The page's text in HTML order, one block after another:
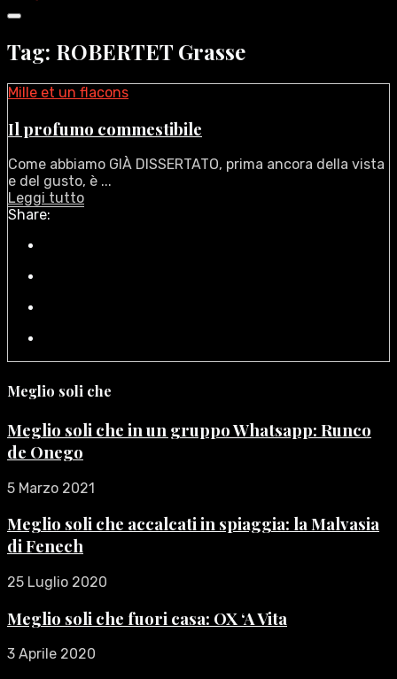
Tag: ROBERTET Grasse
Mille et un flacons
Il profumo commestibile
Come abbiamo GIÀ DISSERTATO, prima ancora della vista
e del gusto, è ...
Leggi tutto
Share:
Meglio soli che
Meglio soli che in un gruppo Whatsapp: Runco
de Onego
5 Marzo 2021
Meglio soli che accalcati in spiaggia: la Malvasia
di Fenech
25 Luglio 2020
Meglio soli che fuori casa: OX ‘A Vita
3 Aprile 2020